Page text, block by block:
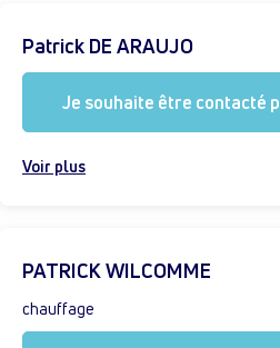
Patrick DE ARAUJO
Je souhaite être contacté
Voir plus
PATRICK WILCOMME
chauffage